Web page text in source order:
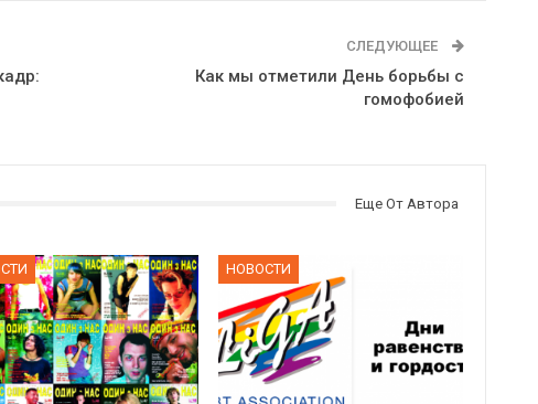
СЛЕДУЮЩЕЕ
Как мы отметили День борьбы с
гомофобией
Еще От Автора
НОВОСТИ